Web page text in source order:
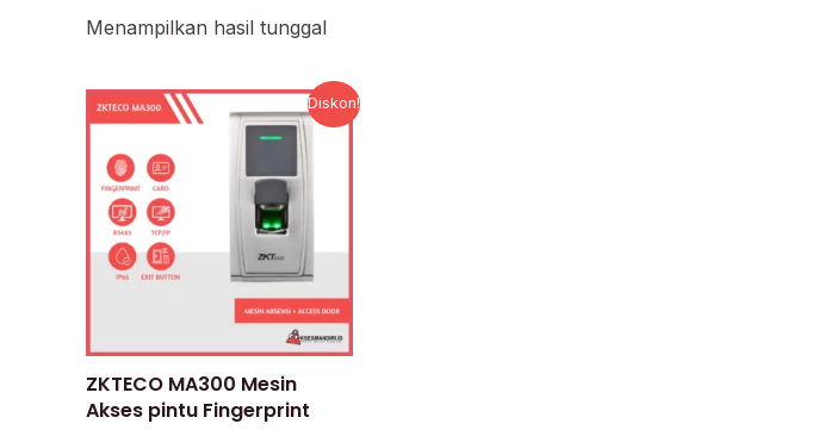
Menampilkan hasil tunggal
Diskon!
ZKTECO MA300 Mesin
Akses pintu Fingerprint
Harga
aslinya
adalah:
Harga
saat